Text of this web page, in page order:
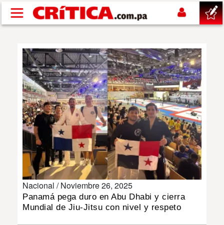
Pasar al contenido principal
SUCESOS
NACIONAL
POLÍTICA
SHOW
DEPORTES
Nacional /Noviembre 26, 2025
Panamá pega duro en Abu Dhabi y cierra
Mundial de Jiu-Jitsu con nivel y respeto